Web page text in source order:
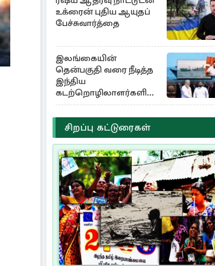
உக்ரைன் புதிய ஆயுதப்
பேச்சுவார்த்தை
இலங்கையின்
தென்பகுதி வரை நீடித்த
இந்திய
கடற்றொழிலாளர்களின்
ஊடுருவல்
சிறப்பு கட்டுரைகள்